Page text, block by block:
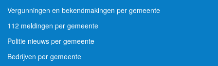
Vergunningen en bekendmakingen per gemeente
112 meldingen per gemeente
Politie nieuws per gemeente
Bedrijven per gemeente